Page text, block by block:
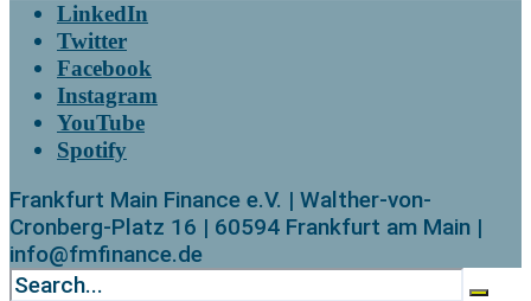
LinkedIn
Twitter
Facebook
Instagram
YouTube
Spotify
Frankfurt Main Finance e.V. | Walther-von-
Cronberg-Platz 16 | 60594 Frankfurt am Main |
info@fmfinance.de